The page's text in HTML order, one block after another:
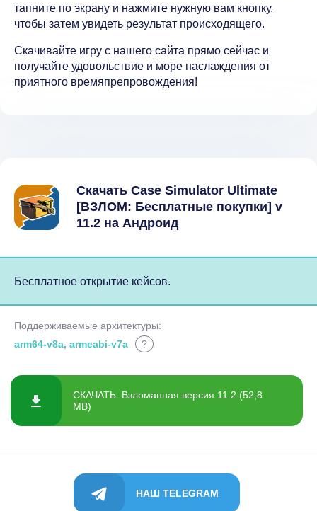
тапните по экрану и нажмите нужную вам кнопку,
чтобы затем увидеть результат происходящего.
Скачивайте игру с нашего сайта прямо сейчас и
получайте удовольствие и море наслаждения от
приятного времяпрепровождения!
Скачать Case Simulator Ultimate
[ВЗЛОМ: Бесплатные покупки] v
11.2 на Андроид
Бесплатное открытие кейсов.
Поддерживаемые архитектуры:
arm64-v8a, armeabi-v7a
?
СКАЧАТЬ: Взломанная версия 11.2 (52,8
MB)
НАШ TELEGRAM